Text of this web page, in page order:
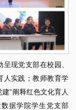
现党支部在校园、
人实践；教师教育学
”阐释红色文化育人
据学院学生党支部